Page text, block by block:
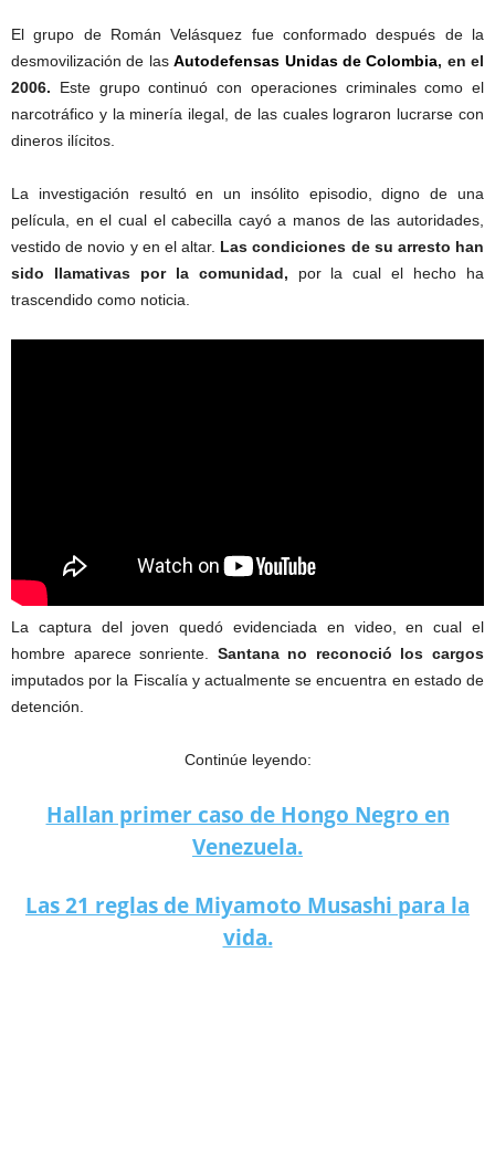
El grupo de Román Velásquez fue conformado después de la
desmovilización de lasAutodefensas Unidas de Colombia, en el
2006. Este grupo continuó con operaciones criminales como el
narcotráfico y la minería ilegal, de las cuales lograron lucrarse con
dineros ilícitos.
La investigación resultó en un insólito episodio, digno de una
película, en el cual el cabecilla cayó a manos de las autoridades,
vestido de novio y en el altar. Las condiciones de su arresto han
sido llamativas por la comunidad, por la cual el hecho ha
trascendido como noticia.
La captura del joven quedó evidenciada en video, en cual el
hombre aparece sonriente. Santana no reconoció los cargos
imputados por la Fiscalía y actualmente se encuentra en estado de
detención.
Continúe leyendo:
Hallan primer caso de Hongo Negro en
Venezuela.
Las 21 reglas de Miyamoto Musashi para la
vida.